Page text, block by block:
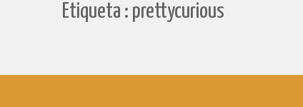
Etiqueta : prettycurious